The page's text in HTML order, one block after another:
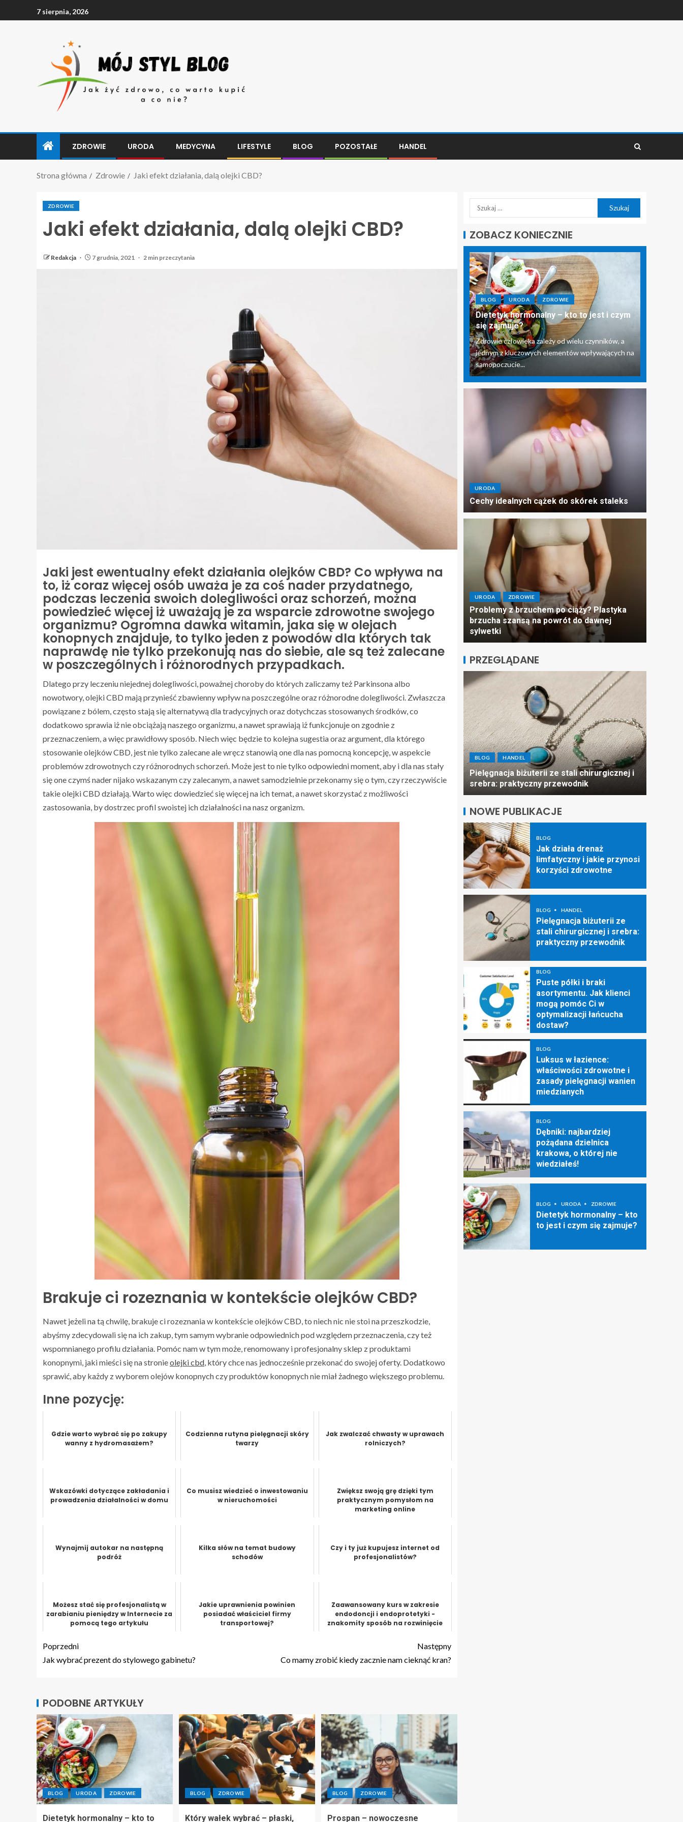
7 sierpnia, 2026
ZDROWIE URODA MEDYCYNA LIFESTYLE BLOG POZOSTAŁE HANDEL
Strona główna Zdrowie Jaki efekt działania, dalą olejki CBD?
ZDROWIE
Jaki efekt działania, dalą olejki CBD?
Redakcja 7 grudnia, 2021 2 min przeczytania
Jaki jest ewentualny efekt działania olejków CBD? Co wpływa na
to, iż coraz więcej osób uważa je za coś nader przydatnego,
podczas leczenia swoich dolegliwości oraz schorzeń, można
powiedzieć więcej iż uważają je za wsparcie zdrowotne swojego
organizmu? Ogromna dawka witamin, jaka się w olejach
konopnych znajduje, to tylko jeden z powodów dla których tak
naprawdę nie tylko przekonują nas do siebie, ale są też zalecane
w poszczególnych i różnorodnych przypadkach.
Dlatego przy leczeniu niejednej dolegliwości, poważnej choroby do których zaliczamy też Parkinsona albo
nowotwory, olejki CBD mają przynieść zbawienny wpływ na poszczególne oraz różnorodne dolegliwości. Zwłaszcza
powiązane z bólem, często stają się alternatywą dla tradycyjnych oraz dotychczas stosowanych środków, co
dodatkowo sprawia iż nie obciążają naszego organizmu, a nawet sprawiają iż funkcjonuje on zgodnie z
przeznaczeniem, a więc prawidłowy sposób. Niech więc będzie to kolejna sugestia oraz argument, dla którego
stosowanie olejków CBD, jest nie tylko zalecane ale wręcz stanowią one dla nas pomocną koncepcję, w aspekcie
problemów zdrowotnych czy różnorodnych schorzeń. Może jest to nie tylko odpowiedni moment, aby i dla nas stały
się one czymś nader nijako wskazanym czy zalecanym, a nawet samodzielnie przekonamy się o tym, czy rzeczywiście
takie olejki CBD działają. Warto więc dowiedzieć się więcej na ich temat, a nawet skorzystać z możliwości
zastosowania, by dostrzec profil swoistej ich działalności na nasz organizm.
Brakuje ci rozeznania w kontekście olejków CBD?
Nawet jeżeli na tą chwilę, brakuje ci rozeznania w kontekście olejków CBD, to niech nic nie stoi na przeszkodzie,
abyśmy zdecydowali się na ich zakup, tym samym wybranie odpowiednich pod względem przeznaczenia, czy też
wspomnianego profilu działania. Pomóc nam w tym może, renomowany i profesjonalny sklep z produktami
konopnymi, jaki mieści się na stronieolejki cbd, który chce nas jednocześnie przekonać do swojej oferty. Dodatkowo
sprawić, aby każdy z wyborem olejów konopnych czy produktów konopnych nie miał żadnego większego problemu.
Inne pozycję:
Gdzie warto wybrać się po zakupy
wanny z hydromasażem?
Codzienna rutyna pielęgnacji skóry
twarzy
Jak zwalczać chwasty w uprawach
rolniczych?
Wskazówki dotyczące zakładania i
prowadzenia działalności w domu
Co musisz wiedzieć o inwestowaniu
w nieruchomości
Zwiększ swoją grę dzięki tym
praktycznym pomysłom na
marketing online
Wynajmij autokar na następną
podróż
Kilka słów na temat budowy
schodów
Czy i ty już kupujesz internet od
profesjonalistów?
Możesz stać się profesjonalistą w
zarabianiu pieniędzy w Internecie za
pomocą tego artykułu
Jakie uprawnienia powinien
posiadać właściciel firmy
transportowej?
Zaawansowany kurs w zakresie
endodoncji i endoprotetyki -
znakomity sposób na rozwinięcie
Poprzedni
Jak wybrać prezent do stylowego gabinetu?
Następny
Co mamy zrobić kiedy zacznie nam cieknąć kran?
PODOBNE ARTYKUŁY
BLOG URODA ZDROWIE
Dietetyk hormonalny – kto to
BLOG ZDROWIE
Który wałek wybrać – płaski,
BLOG ZDROWIE
Prospan – nowoczesne
ZOBACZ KONIECZNIE
BLOG URODA ZDROWIE
Dietetyk hormonalny – kto to jest i czym
się zajmuje?
Zdrowie człowieka zależy od wielu czynników, a
jednym z kluczowych elementów wpływających na
samopoczucie...
URODA
Cechy idealnych cążek do skórek staleks
URODA ZDROWIE
Problemy z brzuchem po ciąży? Plastyka
brzucha szansą na powrót do dawnej
sylwetki
PRZEGLĄDANE
BLOG
Dębniki: najbardziej pożądana dzielnica
krakowa, o której nie wiedziałeś!
BLOG
Jak działa drenaż limfatyczny i jakie
przynosi korzyści zdrowotne
BLOG HANDEL
Pielęgnacja biżuterii ze stali chirurgicznej i
srebra: praktyczny przewodnik
NOWE PUBLIKACJE
BLOG
Jak działa drenaż
limfatyczny i jakie przynosi
korzyści zdrowotne
BLOG HANDEL
Pielęgnacja biżuterii ze
stali chirurgicznej i srebra:
praktyczny przewodnik
BLOG
Puste półki i braki
asortymentu. Jak klienci
mogą pomóc Ci w
optymalizacji łańcucha
dostaw?
BLOG
Luksus w łazience:
właściwości zdrowotne i
zasady pielęgnacji wanien
miedzianych
BLOG
Dębniki: najbardziej
pożądana dzielnica
krakowa, o której nie
wiedziałeś!
BLOG URODA ZDROWIE
Dietetyk hormonalny – kto
to jest i czym się zajmuje?